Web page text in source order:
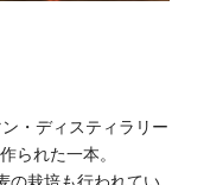
・ディスティラリー
られた一本。